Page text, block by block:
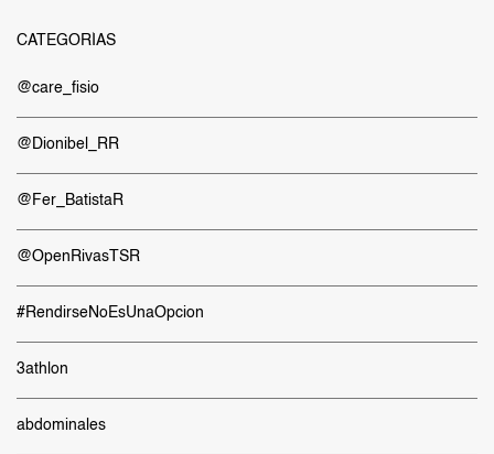
CATEGORÍAS
@care_fisio
@Dionibel_RR
@Fer_BatistaR
@OpenRivasTSR
#RendirseNoEsUnaOpcion
3athlon
abdominales